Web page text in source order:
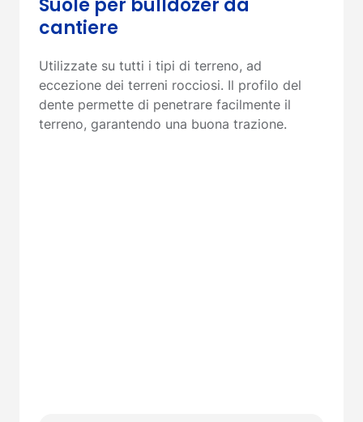
Suole per bulldozer da
cantiere
Utilizzate su tutti i tipi di terreno, ad
eccezione dei terreni rocciosi. Il profilo del
dente permette di penetrare facilmente il
terreno, garantendo una buona trazione.